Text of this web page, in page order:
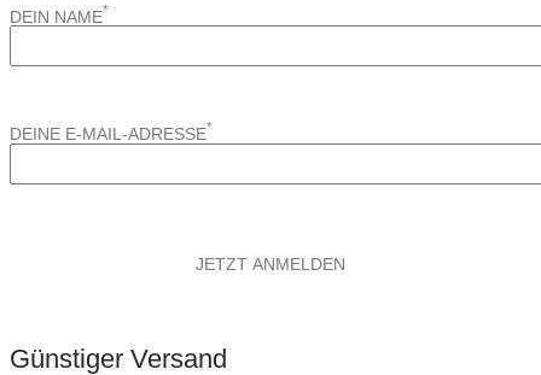
DEIN NAME*
DEINE E-MAIL-ADRESSE*
Günstiger Versand